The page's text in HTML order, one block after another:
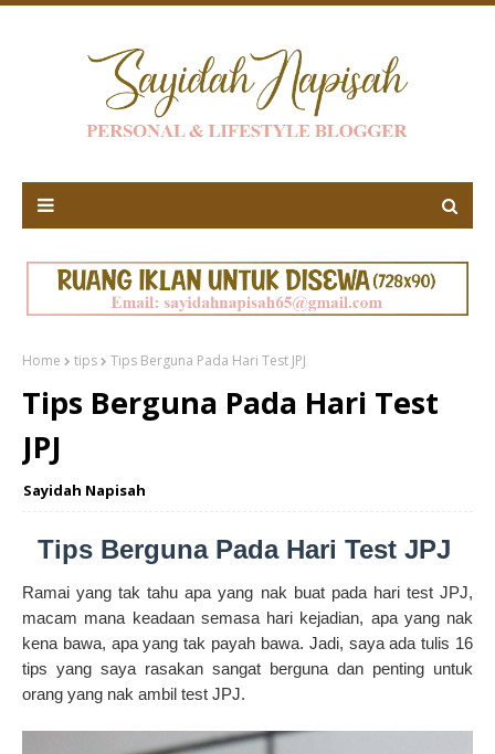
Home tips Tips Berguna Pada Hari Test JPJ
Tips Berguna Pada Hari Test
JPJ
Sayidah Napisah
Tips Berguna Pada Hari Test JPJ
Ramai yang tak tahu apa yang nak buat pada hari test JPJ,
macam mana keadaan semasa hari kejadian, apa yang nak
kena bawa, apa yang tak payah bawa. Jadi, saya ada tulis 16
tips yang saya rasakan sangat berguna dan penting untuk
orang yang nak ambil test JPJ.